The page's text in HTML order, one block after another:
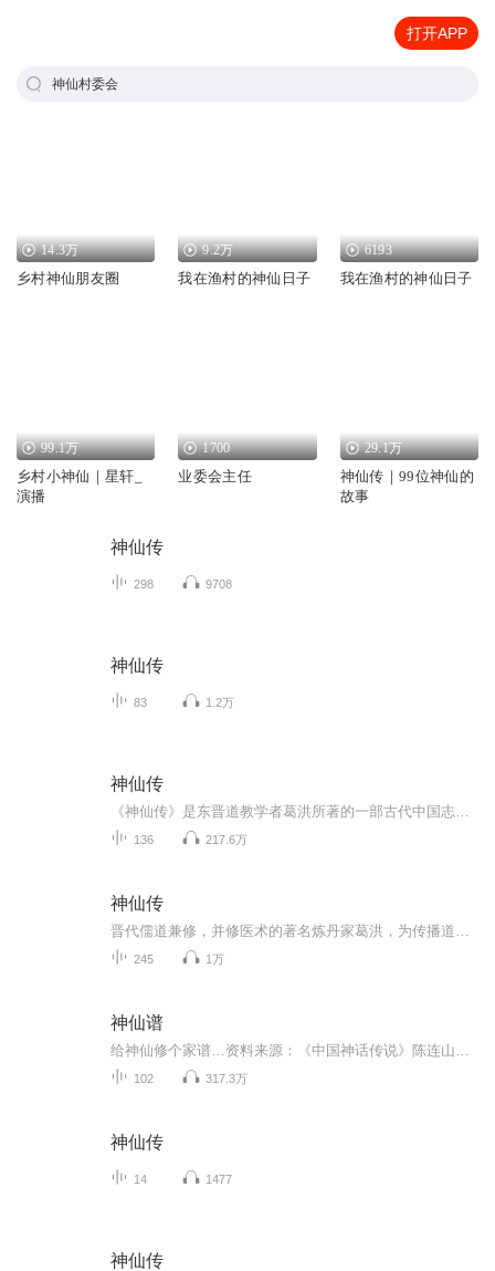
打开APP
神仙村委会
14.3万
乡村神仙朋友圈
9.2万
我在渔村的神仙日子
6193
我在渔村的神仙日子
99.1万
乡村小神仙｜星轩_
演播
1700
业委会主任
29.1万
神仙传｜99位神仙的
故事
神仙传
298 9708
神仙传
83 1.2万
神仙传
136 217.6万
神仙传
245 1万
神仙谱
102 317.3万
神仙传
14 1477
神仙传